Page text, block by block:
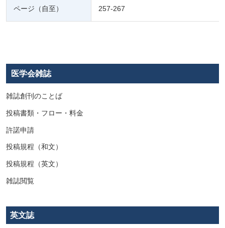
ページ（自至） 257-267
医学会雑誌
雑誌創刊のことば
投稿書類・フロー・料金
許諾申請
投稿規程（和文）
投稿規程（英文）
雑誌閲覧
英文誌